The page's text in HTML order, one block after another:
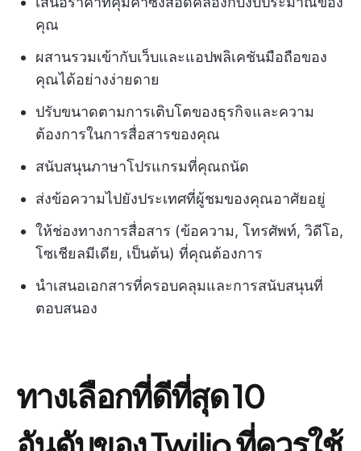
คุณ
ผสานรวมเข้ากับเว็บและแอปพลิเคชันมือถือของ
คุณได้อย่างง่ายดาย
ปรับขนาดตามการเติบโตของธุรกิจและความ
ต้องการในการสื่อสารของคุณ
สนับสนุนภาษาโปรแกรมที่คุณถนัด
ส่งข้อความไปยังประเทศที่ผู้ชมของคุณอาศัยอยู่
ให้ช่องทางการสื่อสาร (ข้อความ, โทรศัพท์, วิดีโอ,
โซเชียลมีเดีย, เป็นต้น) ที่คุณต้องการ
นำเสนอเอกสารที่ครอบคลุมและการสนับสนุนที่
ตอบสนอง
ทางเลือกที่ดีที่สุด 10